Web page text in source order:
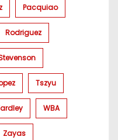
Pacquiao
Rodriguez
Tszyu
WBA
Zayas